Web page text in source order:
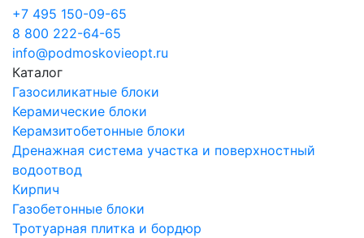
+7 495 150-09-65
8 800 222-64-65
info@podmoskovieopt.ru
Каталог
Газосиликатные блоки
Керамические блоки
Керамзитобетонные блоки
Дренажная система участка и поверхностный
водоотвод
Кирпич
Газобетонные блоки
Тротуарная плитка и бордюр